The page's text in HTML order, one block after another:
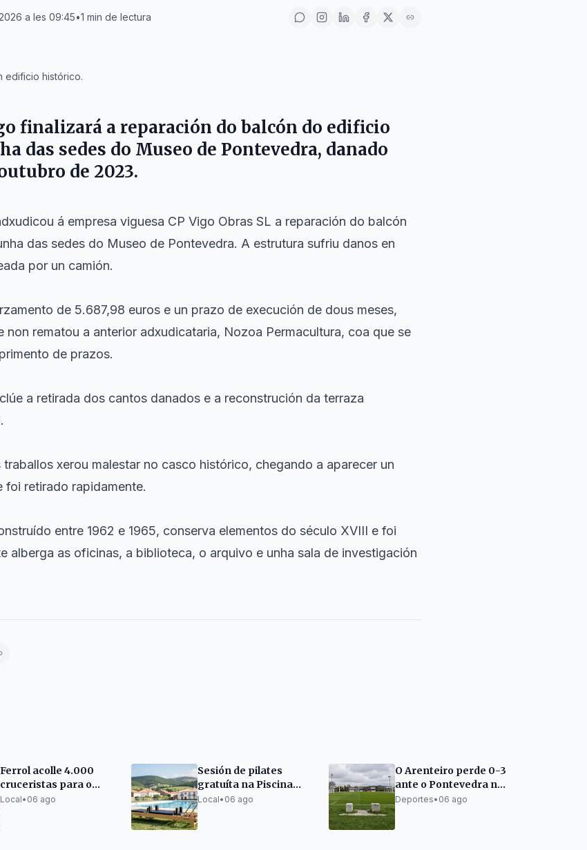
a les 09:45•1 min de lectura
edificio histórico.
finalizará a reparación do balcón do edificio
das sedes do Museo de Pontevedra, danado
de 2023.
á empresa viguesa CP Vigo Obras SL a reparación do balcón
das sedes do Museo de Pontevedra. A estrutura sufriu danos en
por un camión.
de 5.687,98 euros e un prazo de execución de dous meses,
non rematou a anterior adxudicataria, Nozoa Permacultura, coa que se
de prazos.
a retirada dos cantos danados e a reconstrución da terraza
xerou malestar no casco histórico, chegando a aparecer un
retirado rapidamente.
entre 1962 e 1965, conserva elementos do século XVIII e foi
alberga as oficinas, a biblioteca, o arquivo e unha sala de investigación
Ferrol acolle 4.000
cruceristas para o
eclipse solar
Local• 06 ago
Sesión de pilates
gratuíta na Piscina
Municipal de Luintra
Local• 06 ago
O Arenteiro perde 0-3
ante o Pontevedra no
Trofeo Festa do Pulpo
Deportes• 06 ago